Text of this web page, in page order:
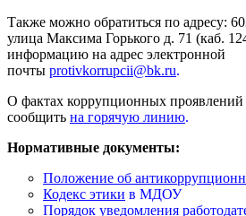
Также можно обратиться по адресу:
улица Максима Горького д. 71 (каб.
информацию на адрес электронной
почты protivkorrupcii@bk.ru.
О фактах коррупционных
сообщить на горячую линию.
Нормативные документы:
Положение об
Кодекс этики в МДОУ
Порядок уведомления